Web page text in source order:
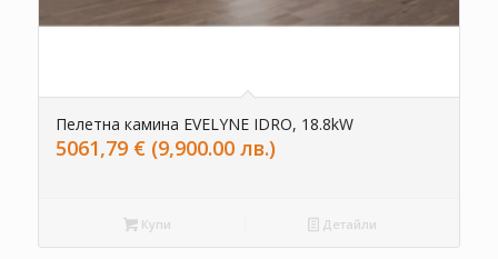
Пелетна камина EVELYNE IDRO, 18.8kW
5061,79 € (9,900.00 лв.)
Купи Детайли